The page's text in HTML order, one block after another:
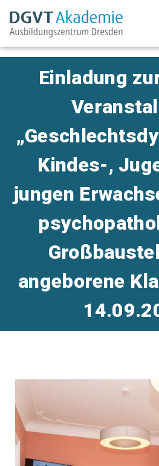
Einladung
Kindes-,
jungen
angeborene